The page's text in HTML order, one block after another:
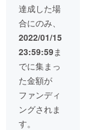
らう目的で
作っていま
す。
す！
菜の
花・大
根・大
玉トマ
ト・ミ
ニトマ
ト・し
めじ・
平茸
きゅう
り・芽
キャベ
での利
用期限
となり
ます。
試験日
は相談
にて調
整させ
ていた
だきま
す。 ※
試験で
達成した場
合にのみ、
2022/01/15
23:59:59ま
でに集まっ
た金額が
ファンディ
ングされま
す。